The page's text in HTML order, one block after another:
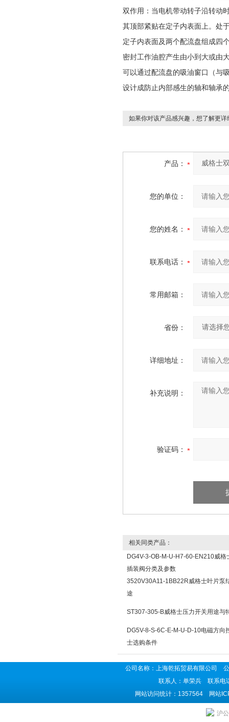
双作用：当电机带动转子沿转动
其顶部紧贴在定子内表面上。处
定子内表面及两个配流盘组成四
密封工作油腔产生由小到大或由
可以通过配流盘的吸油窗口（与
设计成防止内部感生的轴和轴承
如果你对该产品感兴趣，想了解更详
产品：
您的单位：
您的姓名：
联系电话：
常用邮箱：
省份：
详细地址：
补充说明：
验证码：
相关同类产品：
DG4V-3-OB-M-U-H7-60-EN210威格
插装阀分类及参数
3520V30A11-1BB22R威格士叶片泵
途
ST307-305-B威格士压力开关用途与
DG5V-8-S-6C-E-M-U-D-10电磁方向
士选购条件
公司名称：上海乾拓贸易有限公司
联系人：单荣兵 联系电
网站访问统计：1357564 网站
沪